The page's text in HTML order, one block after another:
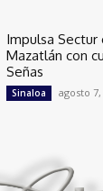
Impulsa
Mazatlán con
Señas
Sinaloa agosto 7,